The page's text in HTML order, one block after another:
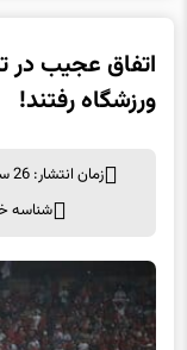
اتفاق عجیب در
ورزشگاه رفتند!
زمان انتشار: 26 سپتامبر 2025 ساعت 11:52
شناسه خبر: